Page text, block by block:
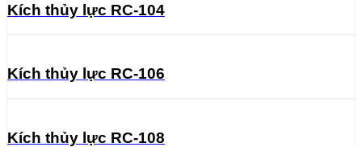
Kích thủy lực RC-104
Kích thủy lực RC-106
Kích thủy lực RC-108